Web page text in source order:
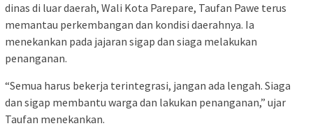
dinas di luar daerah, Wali Kota Parepare, Taufan Pawe terus
memantau perkembangan dan kondisi daerahnya. Ia
menekankan pada jajaran sigap dan siaga melakukan
penanganan.
“Semua harus bekerja terintegrasi, jangan ada lengah. Siaga
dan sigap membantu warga dan lakukan penanganan,” ujar
Taufan menekankan.